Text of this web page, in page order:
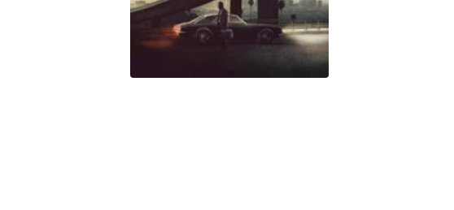
Peacock